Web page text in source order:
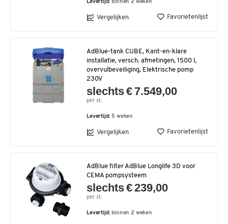
Levertijd: binnen 2 weken
Vergelijken Favorietenlijst
AdBlue-tank CUBE, Kant-en-klare
installatie, versch. afmetingen, 1500 l,
overvulbeveiliging, Elektrische pomp
230V
slechts € 7.549,00
per st.
Levertijd: 5 weken
Vergelijken Favorietenlijst
AdBlue filter AdBlue Longlife 3D voor
CEMA pompsysteem
slechts € 239,00
per st.
Levertijd: binnen 2 weken